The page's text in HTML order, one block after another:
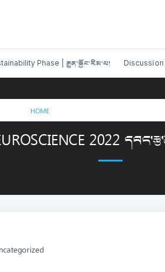
Phase | རྒྱུན་སྐྱོང་རིམ་པ། Discussion
HOME
2022